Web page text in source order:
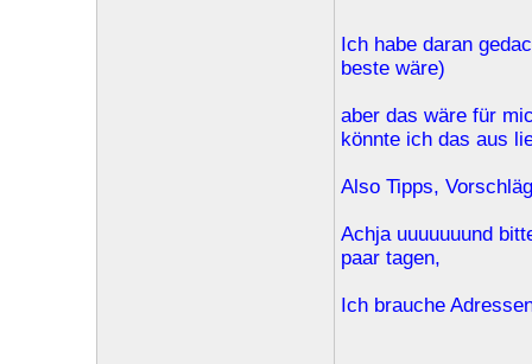
Ich habe daran
beste wäre)
aber das wäre für
könnte ich das aus
Also Tipps,
Achja uuuuuuund
paar tagen,
Ich brauche